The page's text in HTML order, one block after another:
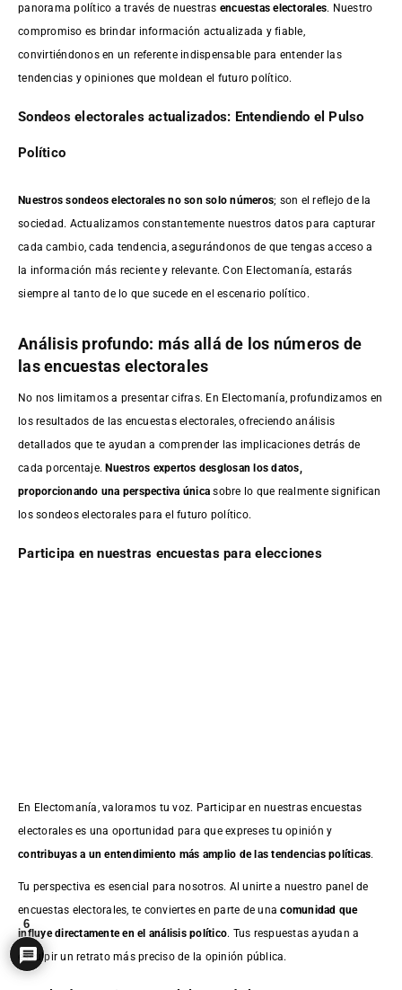
panorama político a través de nuestras encuestas electorales. Nuestro
compromiso es brindar información actualizada y fiable,
convirtiéndonos en un referente indispensable para entender las
tendencias y opiniones que moldean el futuro político.
Sondeos electorales actualizados: Entendiendo el Pulso
Político
Nuestros sondeos electorales no son solo números; son el reflejo de la
sociedad. Actualizamos constantemente nuestros datos para capturar
cada cambio, cada tendencia, asegurándonos de que tengas acceso a
la información más reciente y relevante. Con Electomanía, estarás
siempre al tanto de lo que sucede en el escenario político.
Análisis profundo: más allá de los números de
las encuestas electorales
No nos limitamos a presentar cifras. En Electomanía, profundizamos en
los resultados de las encuestas electorales, ofreciendo análisis
detallados que te ayudan a comprender las implicaciones detrás de
cada porcentaje.Nuestros expertos desglosan los datos,
proporcionando una perspectiva única sobre lo que realmente significan
los sondeos electorales para el futuro político.
Participa en nuestras encuestas para elecciones
En Electomanía, valoramos tu voz. Participar en nuestras encuestas
electorales es una oportunidad para que expreses tu opinión y
contribuyas a un entendimiento más amplio de las tendencias políticas.
Tu perspectiva es esencial para nosotros. Al unirte a nuestro panel de
encuestas electorales, te conviertes en parte de unacomunidad que
influye directamente en el análisis político. Tus respuestas ayudan a
esculpir un retrato más preciso de la opinión pública.
6